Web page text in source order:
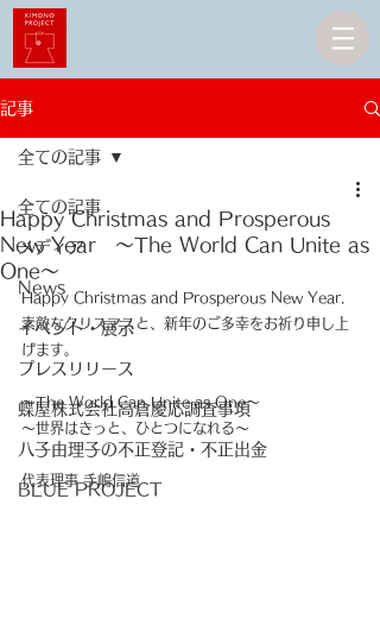
記事
全ての記事
メディア
News
イベント・展示
プレスリリース
蝶屋株式会社高倉慶応調査事項
八子由理子の不正登記・不正出金
BLUE PROJECT
全ての記事
Happy Christmas and Prosperous
New Year 〜The World Can Unite as
One〜
Happy Christmas and Prosperous New Year.
素敵なクリスマスと、新年のご多幸をお祈り申し上
げます。
〜The World Can Unite as One〜
〜世界はきっと、ひとつになれる〜
代表理事 手嶋信道